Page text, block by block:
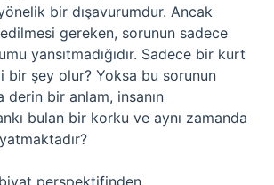
bir dışavurumdur. Ancak
gereken, sorunun sadece
yansıtmadığıdır. Sadece bir kurt
bir şey olur? Yoksa bu sorunun
derin bir anlam, insanın
bulan bir korku ve aynı zamanda
perspektifinden